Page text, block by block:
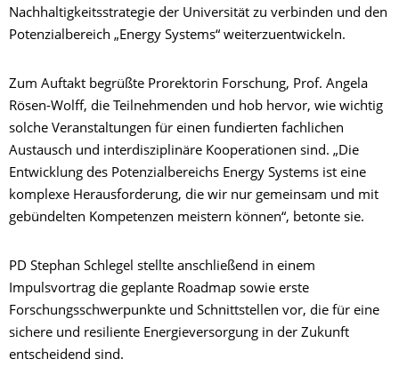
Nachhaltigkeitsstrategie der Universität zu verbinden und den
Potenzialbereich „Energy Systems“ weiterzuentwickeln.
Zum Auftakt begrüßte Prorektorin Forschung, Prof. Angela
Rösen-Wolff, die Teilnehmenden und hob hervor, wie wichtig
solche Veranstaltungen für einen fundierten fachlichen
Austausch und interdisziplinäre Kooperationen sind. „Die
Entwicklung des Potenzialbereichs Energy Systems ist eine
komplexe Herausforderung, die wir nur gemeinsam und mit
gebündelten Kompetenzen meistern können“, betonte sie.
PD Stephan Schlegel stellte anschließend in einem
Impulsvortrag die geplante Roadmap sowie erste
Forschungsschwerpunkte und Schnittstellen vor, die für eine
sichere und resiliente Energieversorgung in der Zukunft
entscheidend sind.